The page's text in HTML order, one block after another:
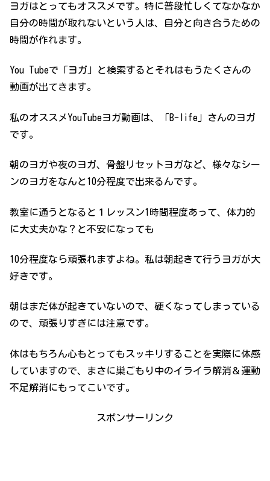
ヨガはとってもオススメです。特に普段忙しくてなかなか
自分の時間が取れないという人は、自分と向き合うための
時間が作れます。
You Tubeで「ヨガ」と検索するとそれはもうたくさんの
動画が出てきます。
私のオススメYouTubeヨガ動画は、「B-life」さんのヨガ
です。
朝のヨガや夜のヨガ、骨盤リセットヨガなど、様々なシー
ンのヨガをなんと10分程度で出来るんです。
教室に通うとなると１レッスン1時間程度あって、体力的
に大丈夫かな？と不安になっても
10分程度なら頑張れますよね。私は朝起きて行うヨガが大
好きです。
朝はまだ体が起きていないので、硬くなってしまっている
ので、頑張りすぎには注意です。
体はもちろん心もとってもスッキリすることを実際に体感
していますので、まさに巣ごもり中のイライラ解消＆運動
不足解消にもってこいです。
スポンサーリンク